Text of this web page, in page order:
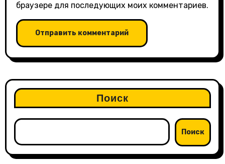
браузере для последующих моих комментариев.
Поиск
Поиск